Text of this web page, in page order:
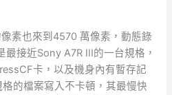
素也來到4570 萬像素，動態錄
接近Sony A7R III的一台規格，
卡，以及機身內有暫存記
的檔案寫入不卡頓，其最慢快